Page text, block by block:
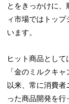
とをきっかけに
ィ市場ではトッ
います。
ヒット商品とし
「金のミルクキ
以来、常に消費
った商品開発を行